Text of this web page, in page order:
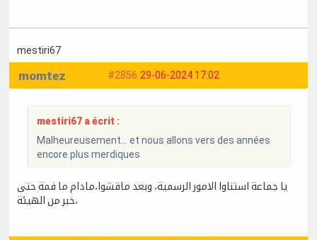
mestiri67
#2856 29-06-2024 17:02
momtez
mestiri67 a écrit :
Malheureusement… et nous allons vers des années
encore plus merdiques
يا جماعة استناوا الامور الرسمية، وبعد ماقشوا،مادام ما فمة حتى
خبر من الهيئة،